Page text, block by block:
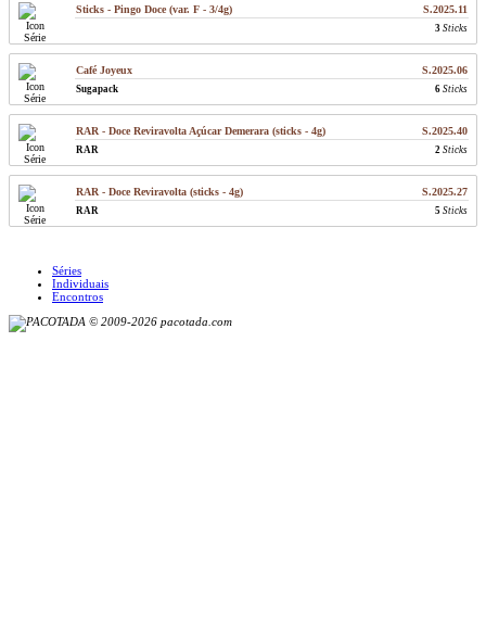
Sticks - Pingo Doce (var. F - 3/4g) S.2025.11
3 Sticks
Café Joyeux S.2025.06
Sugapack 6 Sticks
RAR - Doce Reviravolta Açúcar Demerara (sticks - 4g) S.2025.40
RAR 2 Sticks
RAR - Doce Reviravolta (sticks - 4g) S.2025.27
RAR 5 Sticks
Séries
Individuais
Encontros
© 2009-2026 pacotada.com